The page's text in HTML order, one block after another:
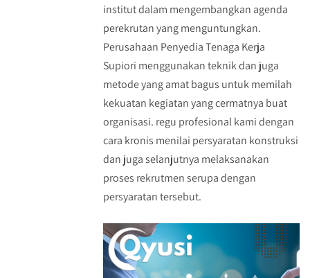
institut dalam mengembangkan agenda
perekrutan yang menguntungkan.
Perusahaan Penyedia Tenaga Kerja
Supiori menggunakan teknik dan juga
metode yang amat bagus untuk memilah
kekuatan kegiatan yang cermatnya buat
organisasi. regu profesional kami dengan
cara kronis menilai persyaratan konstruksi
dan juga selanjutnya melaksanakan
proses rekrutmen serupa dengan
persyaratan tersebut.